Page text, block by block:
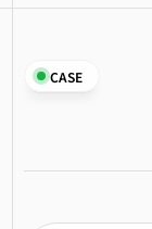
CASE
組織の